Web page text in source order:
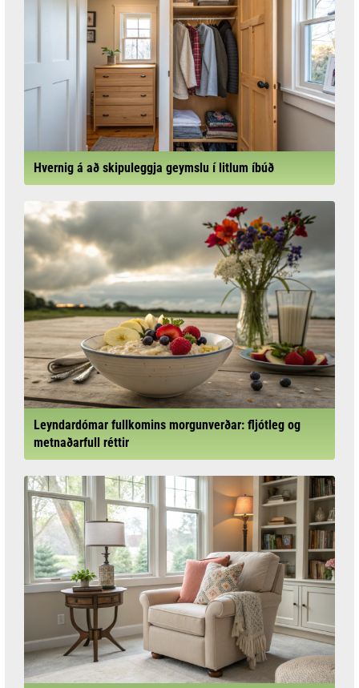
Hvernig á að skipuleggja geymslu í litlum íbúð
Leyndardómar fullkomins morgunverðar: fljótleg og
metnaðarfull réttir